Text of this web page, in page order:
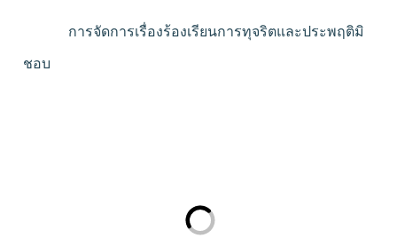
การจัดการเรื่องร้องเรียนการทุจริตและประพฤติมิ
ชอบ